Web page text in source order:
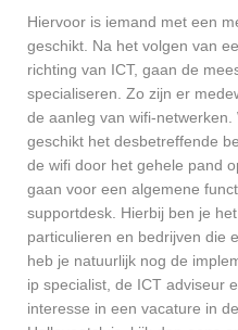
Hiervoor is iemand met een
geschikt. Na het volgen van
richting van ICT, gaan de
specialiseren. Zo zijn er
de aanleg van wifi-
geschikt het desbetreffende
de wifi door het gehele pand
gaan voor een algemene
supportdesk. Hierbij ben je
particulieren en bedrijven die
heb je natuurlijk nog de
ip specialist, de ICT adviseur
interesse in een vacature in